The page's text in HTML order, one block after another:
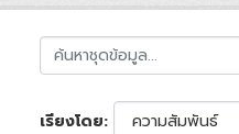
เรียงโดย